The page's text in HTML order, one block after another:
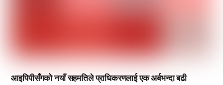
आइपिपीसँगको नयाँ सहमतिले प्राधिकरणलाई एक अर्बभन्दा बढी